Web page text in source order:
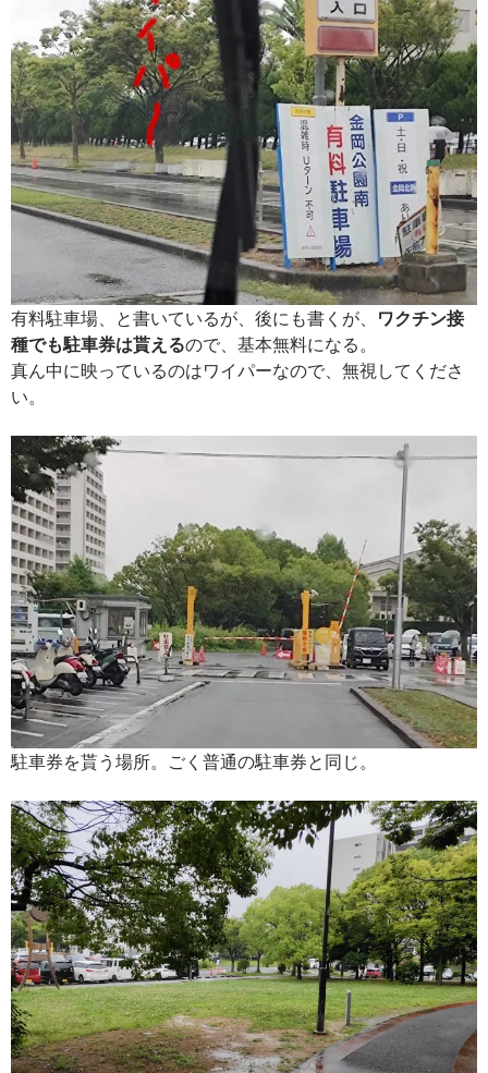
有料駐車場、と書いているが、後にも書くが、
ワクチン接
種でも駐車券は貰えるので、基本無料になる。
真ん中に映っているのはワイパーなので、無視してくださ
い。
駐車券を貰う場所。ごく普通の駐車券と同じ。